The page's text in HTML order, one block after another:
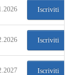
Iscriviti
Iscriviti
Iscriviti